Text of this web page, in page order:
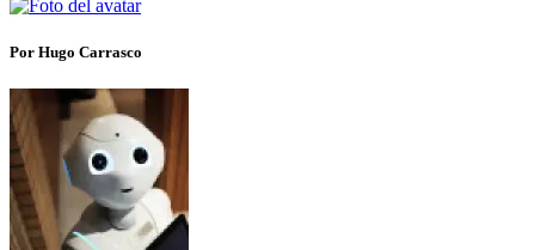
Por Hugo Carrasco